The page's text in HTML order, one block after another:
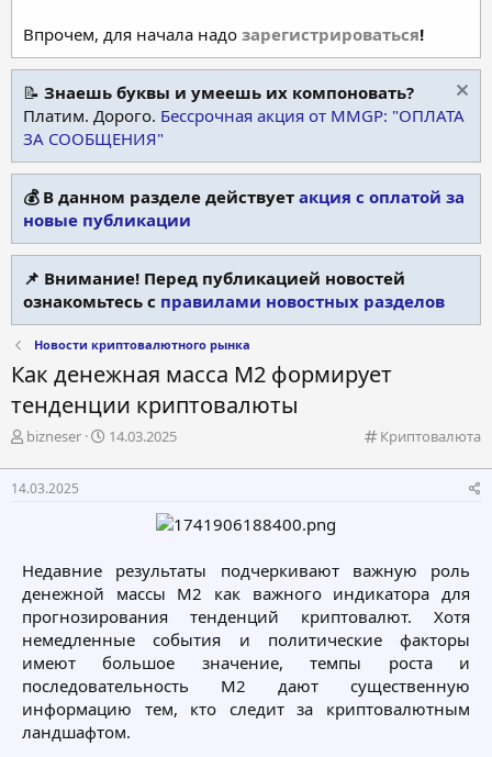
Впрочем, для начала надо зарегистрироваться!
📝 Знаешь буквы и умеешь их компоновать?
Платим. Дорого. Бессрочная акция от MMGP: "ОПЛАТА
ЗА СООБЩЕНИЯ"
💰 В данном разделе действует акция с оплатой за
новые публикации
📌 Внимание! Перед публикацией новостей
ознакомьтесь с правилами новостных разделов
Новости криптовалютного рынка
Как денежная масса M2 формирует
тенденции криптовалюты
К
т
и
я
Криптовалюта
А
т
о
м
ы
bizneser
Д
т
а
14.03.2025
14.03.2025
Недавние результаты подчеркивают важную роль
денежной массы M2 как важного индикатора для
прогнозирования тенденций криптовалют. Хотя
немедленные события и политические факторы
имеют большое значение, темпы роста и
последовательность M2 дают существенную
информацию тем, кто следит за криптовалютным
ландшафтом.